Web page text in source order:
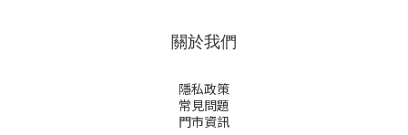
關於我們
隱私政策
常見問題
門市資訊